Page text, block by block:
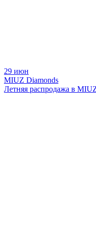
29 июн
MIUZ Diamonds
Летняя распродажа в